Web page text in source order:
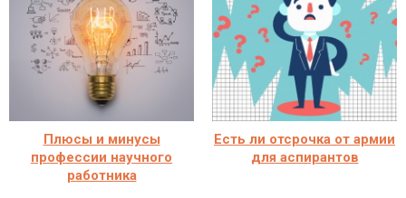
Плюсы и минусы
профессии научного
работника
Есть ли отсрочка от армии
для аспирантов